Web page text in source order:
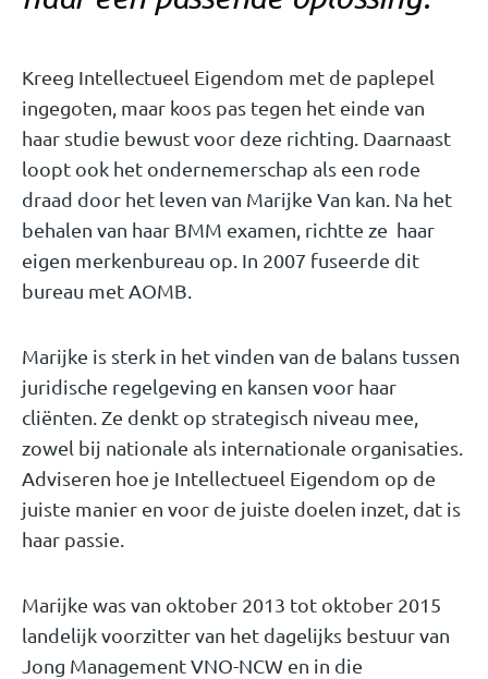
Kreeg Intellectueel Eigendom met de paplepel
ingegoten, maar koos pas tegen het einde van
haar studie bewust voor deze richting. Daarnaast
loopt ook het ondernemerschap als een rode
draad door het leven van Marijke Van kan. Na het
behalen van haar BMM examen, richtte ze haar
eigen merkenbureau op. In 2007 fuseerde dit
bureau met AOMB.
Marijke is sterk in het vinden van de balans tussen
juridische regelgeving en kansen voor haar
cliënten. Ze denkt op strategisch niveau mee,
zowel bij nationale als internationale organisaties.
Adviseren hoe je Intellectueel Eigendom op de
juiste manier en voor de juiste doelen inzet, dat is
haar passie.
Marijke was van oktober 2013 tot oktober 2015
landelijk voorzitter van het dagelijks bestuur van
Jong Management VNO-NCW en in die